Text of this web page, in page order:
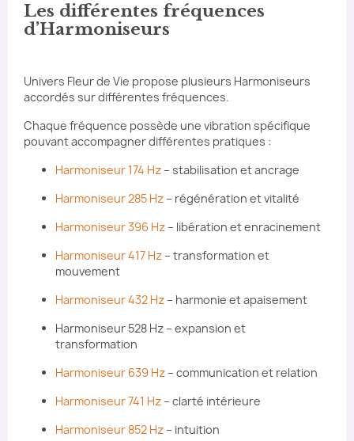
Les différentes fréquences
d’Harmoniseurs
Univers Fleur de Vie propose plusieurs Harmoniseurs
accordés sur différentes fréquences.
Chaque fréquence possède une vibration spécifique
pouvant accompagner différentes pratiques :
Harmoniseur 174 Hz – stabilisation et ancrage
Harmoniseur 285 Hz – régénération et vitalité
Harmoniseur 396 Hz – libération et enracinement
Harmoniseur 417 Hz – transformation et
mouvement
Harmoniseur 432 Hz – harmonie et apaisement
Harmoniseur 528 Hz – expansion et
transformation
Harmoniseur 639 Hz – communication et relation
Harmoniseur 741 Hz – clarté intérieure
Harmoniseur 852 Hz – intuition